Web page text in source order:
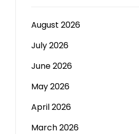
August 2026
July 2026
June 2026
May 2026
April 2026
March 2026